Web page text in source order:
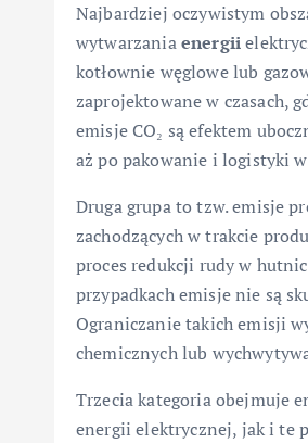
Najbardziej oczywistym
wytwarzaniaenergii
kotłownie węglowe lub
zaprojektowane w czasach,
emisje CO₂ są efektem
aż po pakowanie i logistyki
Druga grupa to tzw. emisje
zachodzących w trakcie
proces redukcji rudy w
przypadkach emisje nie są
Ograniczanie takich emisji
chemicznych lub
Trzecia kategoria obejmuje
energii elektrycznej, jak i te